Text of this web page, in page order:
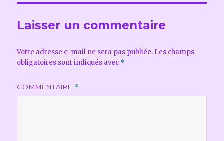
Laisser un commentaire
Votre adresse e-mail ne sera pas publiée. Les champs
obligatoires sont indiqués avec *
COMMENTAIRE *